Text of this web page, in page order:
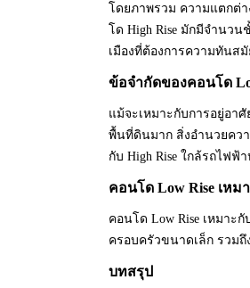
โดยภาพรวม ความแตกต่
โด High Rise มักมีจำนว
เมืองที่ต้องการความทันส
ข้อจำกัดของคอนโด
แม้จะเหมาะกับการอยู่อา
พื้นที่ดินมาก สิ่งอำนวยควา
กับ High Rise ใกล้รถไฟ
คอนโด Low Rise เหม
คอนโด Low Rise เหมาะ
ครอบครัวขนาดเล็ก รวมถึ
บทสรุป